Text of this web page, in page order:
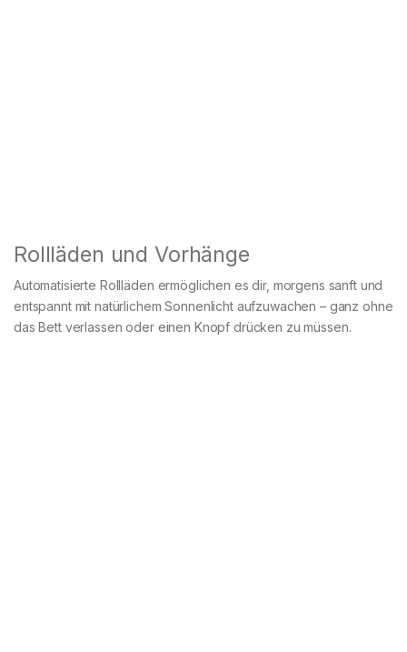
Rollläden und Vorhänge
Automatisierte Rollläden ermöglichen es dir, morgens sanft und
entspannt mit natürlichem Sonnenlicht aufzuwachen – ganz ohne
das Bett verlassen oder einen Knopf drücken zu müssen.